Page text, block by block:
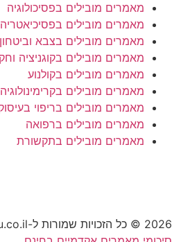
מאמרים מובילים בפסיכולוגיה
מאמרים מובילים בפסיכיאטריה
מאמרים מובילים בצבא וביטחון
מאמרים מובילים בקוגניציה
מאמרים מובילים בקולנוע
מאמרים מובילים בקרימינולוגיה
מאמרים מובילים בריפוי
מאמרים מובילים ברפואה
מאמרים מובילים בתקשורת
2026 © כל הזכויות שמורות ל-aguda4u.co.il